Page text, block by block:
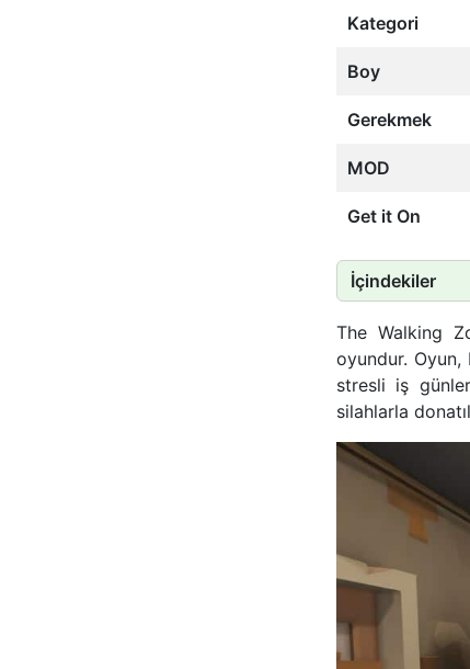
Kategori
Boy
Gerekmek
MOD
Get it On
İçindekiler
The Walking
oyundur.
stresli iş
silahlarla